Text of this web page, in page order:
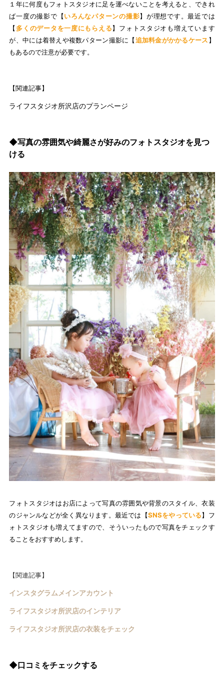
１年に何度もフォトスタジオに足を運べないことを考えると、できれ
ば一度の撮影で【いろんなパターンの撮影】が理想です。最近では
【多くのデータを一度にもらえる】フォトスタジオも増えています
が、中には着替えや複数パターン撮影に【追加料金がかかるケース】
もあるので注意が必要です。
【関連記事】
ライフスタジオ所沢店のプランページ
◆写真の雰囲気や綺麗さが好みのフォトスタジオを見つ
ける
フォトスタジオはお店によって写真の雰囲気や背景のスタイル、衣装
のジャンルなどが全く異なります。最近では【SNSをやっている】フ
ォトスタジオも増えてますので、そういったもので写真をチェックす
ることをおすすめします。
【関連記事】
インスタグラムメインアカウント
ライフスタジオ所沢店のインテリア
ライフスタジオ所沢店の衣装をチェック
◆口コミをチェックする